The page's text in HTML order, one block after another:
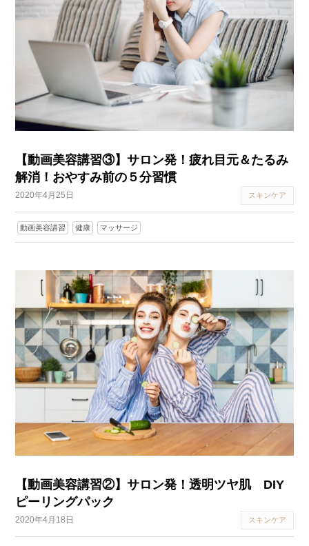
【動画美容講習③】サロン発！疲れ目元＆たるみ
解消！おやすみ前の５分習慣
2020年4月25日 スキンケア
動画美容講習 健康 マッサージ
【動画美容講習②】サロン発！透明ツヤ肌 DIY
ピーリングパック
2020年4月18日 スキンケア